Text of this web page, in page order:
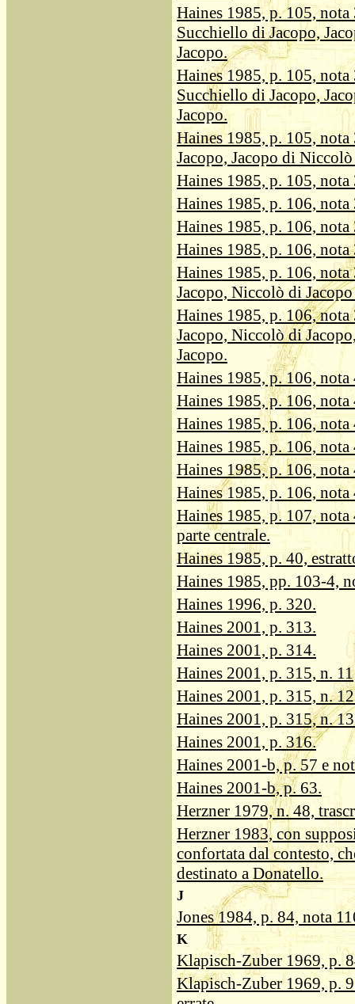
Haines 1985, p. 105,
Succhiello di Jacopo,
Jacopo.
Haines 1985, p. 105,
Succhiello di Jacopo,
Jacopo.
Haines 1985, p. 105,
Jacopo, Jacopo di
Haines 1985, p. 105, nota
Haines 1985, p. 106, nota
Haines 1985, p. 106, nota
Haines 1985, p. 106, nota
Haines 1985, p. 106,
Jacopo, Niccolò di
Haines 1985, p. 106,
Jacopo, Niccolò di
Jacopo.
Haines 1985, p. 106, nota
Haines 1985, p. 106,
Haines 1985, p. 106, nota
Haines 1985, p. 106,
Haines 1985, p. 106, nota
Haines 1985, p. 106,
Haines 1985, p. 107,
parte centrale.
Haines 1985, p. 40,
Haines 1985, pp. 103-4,
Haines 1996, p. 320.
Haines 2001, p. 313.
Haines 2001, p. 314.
Haines 2001, p. 315, n. 11
Haines 2001, p. 315, n.
Haines 2001, p. 315, n.
Haines 2001, p. 316.
Haines 2001-b, p. 57 e
Haines 2001-b, p. 63.
Herzner 1979, n. 48,
Herzner 1983, con
confortata dal contesto,
destinato a Donatello.
J
Jones 1984, p. 84, nota
K
Klapisch-Zuber 1969, p.
Klapisch-Zuber 1969, p.